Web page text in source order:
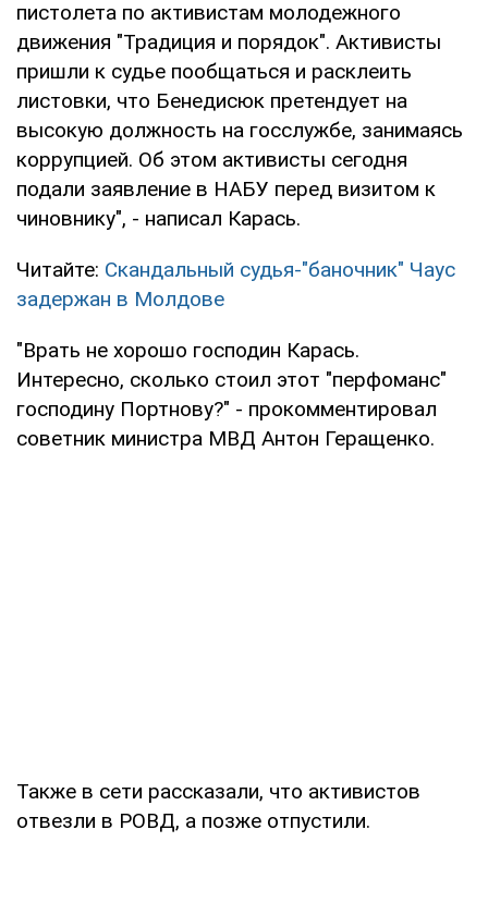
пистолета по активистам молодежного
движения "Традиция и порядок". Активисты
пришли к судье пообщаться и расклеить
листовки, что Бенедисюк претендует на
высокую должность на госслужбе, занимаясь
коррупцией. Об этом активисты сегодня
подали заявление в НАБУ перед визитом к
чиновнику", - написал Карась.
Читайте: Скандальный судья-"баночник" Чаус
задержан в Молдове
"Врать не хорошо господин Карась.
Интересно, сколько стоил этот "перфоманс"
господину Портнову?" - прокомментировал
советник министра МВД Антон Геращенко.
Также в сети рассказали, что активистов
отвезли в РОВД, а позже отпустили.